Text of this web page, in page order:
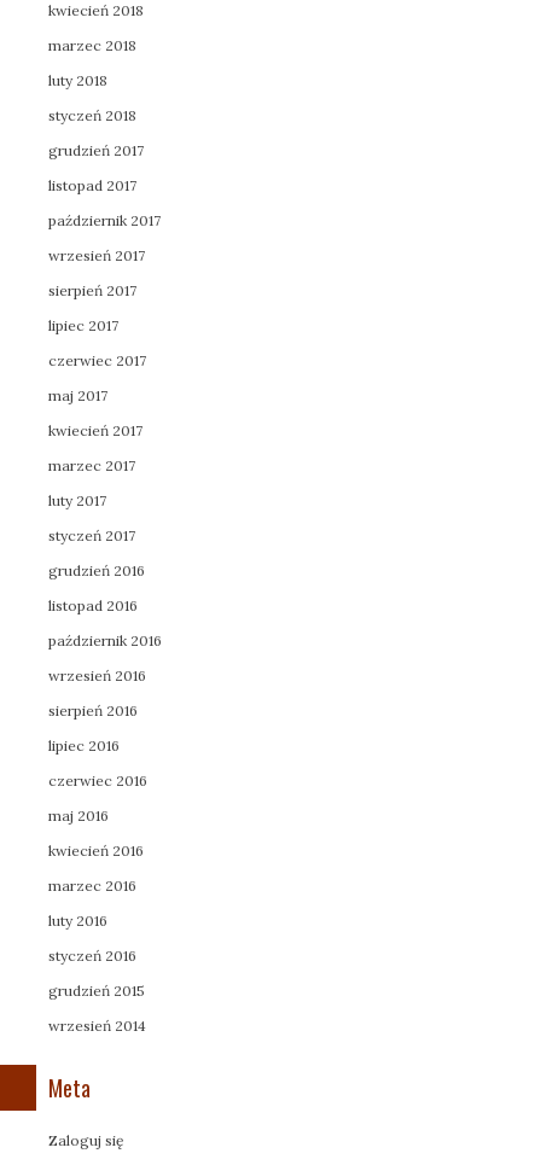
kwiecień 2018
marzec 2018
luty 2018
styczeń 2018
grudzień 2017
listopad 2017
październik 2017
wrzesień 2017
sierpień 2017
lipiec 2017
czerwiec 2017
maj 2017
kwiecień 2017
marzec 2017
luty 2017
styczeń 2017
grudzień 2016
listopad 2016
październik 2016
wrzesień 2016
sierpień 2016
lipiec 2016
czerwiec 2016
maj 2016
kwiecień 2016
marzec 2016
luty 2016
styczeń 2016
grudzień 2015
wrzesień 2014
Meta
Zaloguj się